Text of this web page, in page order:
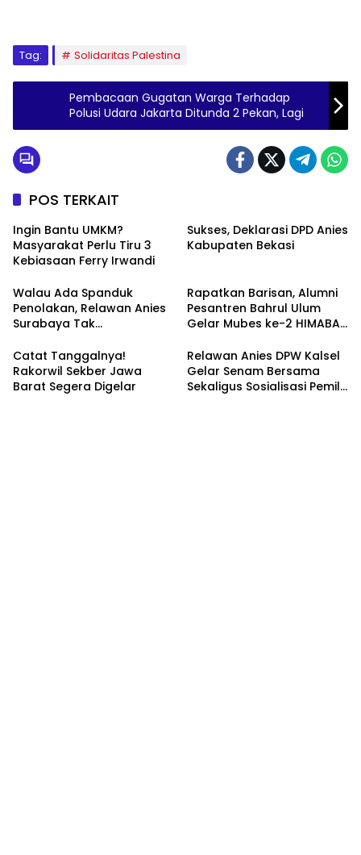
Tag: Solidaritas Palestina
Pembacaan Gugatan Warga Terhadap
Polusi Udara Jakarta Ditunda 2 Pekan, Lagi
POS TERKAIT
Ingin Bantu UMKM?
Masyarakat Perlu Tiru 3
Kebiasaan Ferry Irwandi
Sukses, Deklarasi DPD Anies
Kabupaten Bekasi
Walau Ada Spanduk
Penolakan, Relawan Anies
Surabaya Tak
Rapatkan Barisan, Alumni
Pesantren Bahrul Ulum
Gelar Mubes ke-2 HIMABAS
Semarang
Catat Tanggalnya!
Rakorwil Sekber Jawa
Barat Segera Digelar
Relawan Anies DPW Kalsel
Gelar Senam Bersama
Sekaligus Sosialisasi Pemilu